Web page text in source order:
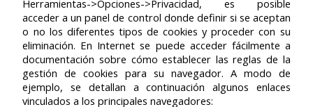
Herramientas->Opciones->Privacidad, es posible
acceder a un panel de control donde definir si se aceptan
o no los diferentes tipos de cookies y proceder con su
eliminación. En Internet se puede acceder fácilmente a
documentación sobre cómo establecer las reglas de la
gestión de cookies para su navegador. A modo de
ejemplo, se detallan a continuación algunos enlaces
vinculados a los principales navegadores: